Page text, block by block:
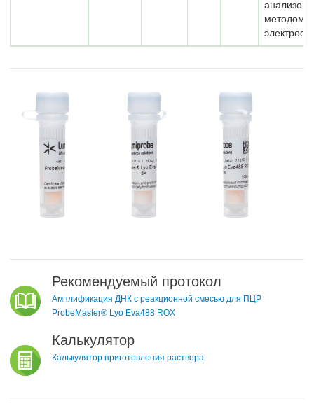
анализом
методом
Рекомендуемый протокол
Амплификация ДНК с реакционной смесью для ПЦР
ProbeMaster® Lyo Eva488 ROX
Калькулятор
Калькулятор приготовления раствора